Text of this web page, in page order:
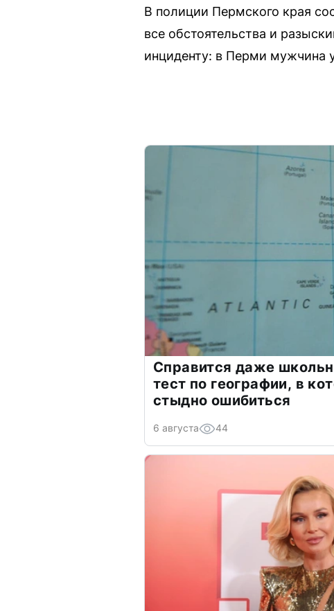
В полиции Пермского края
все обстоятельства и
инциденту: в Перми мужчина
Справится даже
тест по географии, в
стыдно ошибиться
6 августа 44